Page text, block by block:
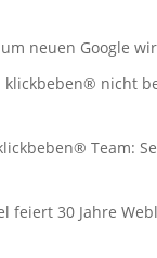
neuen Google
klickbeben® nicht
Team:
feiert 30 Jahre